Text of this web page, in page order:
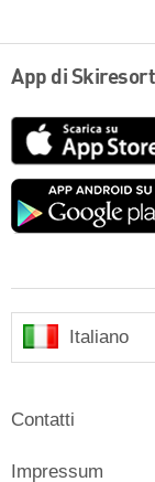
App di
Italiano
Contatti
Impressum